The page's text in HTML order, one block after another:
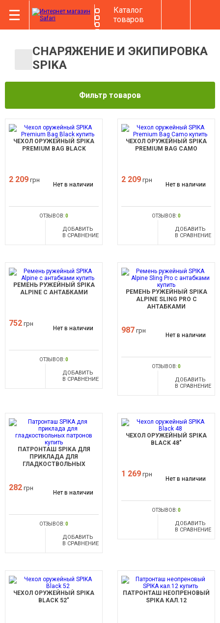
Каталог
товаров
СНАРЯЖЕНИЕ И ЭКИПИРОВКА
SPIKA
Фильтр товаров
ЧЕХОЛ ОРУЖЕЙНЫЙ SPIKA
PREMIUM BAG BLACK
2 209 грн
Нет в наличии
ОТЗЫВОВ:0
ДОБАВИТЬ
В СРАВНЕНИЕ
ЧЕХОЛ ОРУЖЕЙНЫЙ SPIKA
PREMIUM BAG CAMO
2 209 грн
Нет в наличии
ОТЗЫВОВ:0
ДОБАВИТЬ
В СРАВНЕНИЕ
РЕМЕНЬ РУЖЕЙНЫЙ SPIKA
ALPINE C АНТАБКАМИ
752 грн
Нет в наличии
ОТЗЫВОВ:0
ДОБАВИТЬ
В СРАВНЕНИЕ
РЕМЕНЬ РУЖЕЙНЫЙ SPIKA
ALPINE SLING PRO C
АНТАБКАМИ
987 грн
Нет в наличии
ОТЗЫВОВ:0
ДОБАВИТЬ
В СРАВНЕНИЕ
ПАТРОНТАШ SPIKA ДЛЯ
ПРИКЛАДА ДЛЯ
ГЛАДКОСТВОЛЬНЫХ
282 грн
Нет в наличии
ОТЗЫВОВ:0
ДОБАВИТЬ
В СРАВНЕНИЕ
ЧЕХОЛ ОРУЖЕЙНЫЙ SPIKA
BLACK 48"
1 269 грн
Нет в наличии
ОТЗЫВОВ:0
ДОБАВИТЬ
В СРАВНЕНИЕ
ЧЕХОЛ ОРУЖЕЙНЫЙ SPIKA
BLACK 52"
ПАТРОНТАШ НЕОПРЕНОВЫЙ
SPIKA КАЛ.12